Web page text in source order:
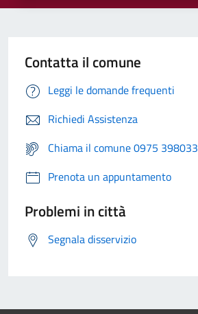
Contatta il comune
Leggi le domande frequenti
Richiedi Assistenza
Chiama il comune 0975 398033
Prenota un appuntamento
Problemi in città
Segnala disservizio